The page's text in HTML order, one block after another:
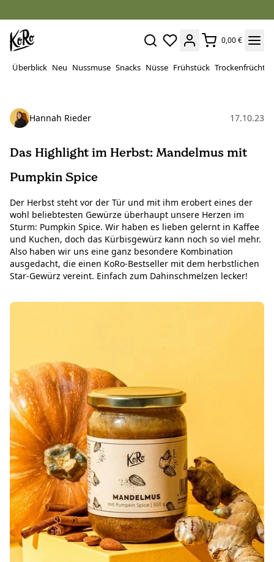
0,00 €
Überblick Neu Nussmuse Snacks Nüsse Frühstück Trockenfrüchte
Hannah Rieder 17.10.23
Das Highlight im Herbst: Mandelmus mit
Pumpkin Spice
Der Herbst steht vor der Tür und mit ihm erobert eines der
wohl beliebtesten Gewürze überhaupt unsere Herzen im
Sturm: Pumpkin Spice. Wir haben es lieben gelernt in Kaffee
und Kuchen, doch das Kürbisgewürz kann noch so viel mehr.
Also haben wir uns eine ganz besondere Kombination
ausgedacht, die einen KoRo-Bestseller mit dem herbstlichen
Star-Gewürz vereint. Einfach zum Dahinschmelzen lecker!